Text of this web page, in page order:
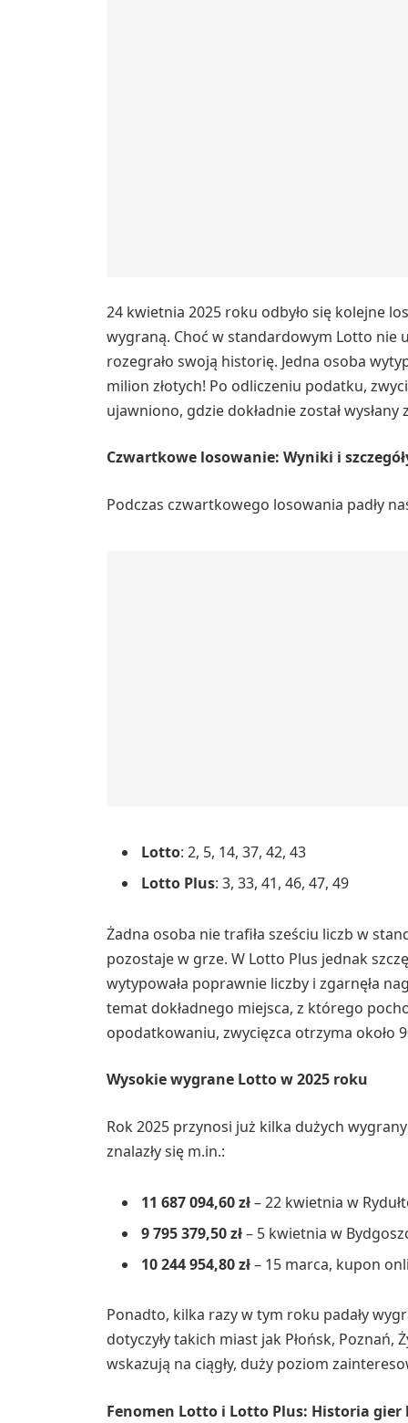
24 kwietnia 2025 roku odbyło się kolejne
wygraną. Choć w standardowym Lotto nie
rozegrało swoją historię. Jedna osoba
milion złotych! Po odliczeniu podatku,
ujawniono, gdzie dokładnie został
Czwartkowe losowanie: Wyniki i
Podczas czwartkowego losowania padły
Lotto: 2, 5, 14, 37, 42, 43
Lotto Plus: 3, 33, 41, 46, 47, 49
Żadna osoba nie trafiła sześciu liczb w
pozostaje w grze. W Lotto Plus jednak
wytypowała poprawnie liczby i zgarnęła
temat dokładnego miejsca, z którego
opodatkowaniu, zwycięzca otrzyma około
Wysokie wygrane Lotto w 2025 roku
Rok 2025 przynosi już kilka dużych
znalazły się m.in.:
11 687 094,60 zł– 22 kwietnia w
9 795 379,50 zł– 5 kwietnia w
10 244 954,80 zł– 15 marca, kupon
Ponadto, kilka razy w tym roku padały
dotyczyły takich miast jak Płońsk, Poznań,
wskazują na ciągły, duży poziom
Fenomen Lotto i Lotto Plus: Historia gier